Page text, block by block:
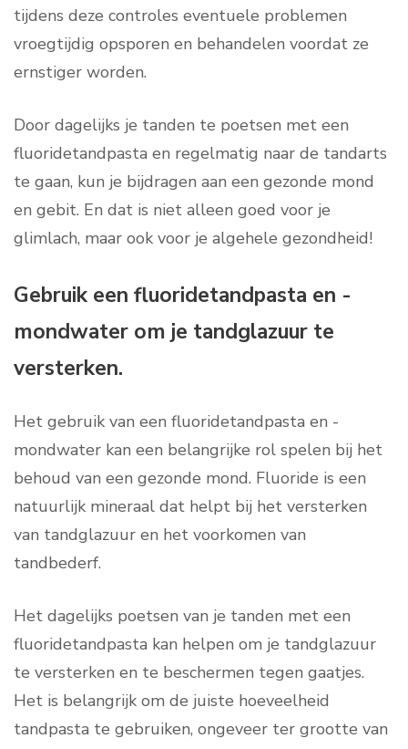
tijdens deze controles eventuele problemen
vroegtijdig opsporen en behandelen voordat ze
ernstiger worden.
Door dagelijks je tanden te poetsen met een
fluoridetandpasta en regelmatig naar de tandarts
te gaan, kun je bijdragen aan een gezonde mond
en gebit. En dat is niet alleen goed voor je
glimlach, maar ook voor je algehele gezondheid!
Gebruik een fluoridetandpasta en -
mondwater om je tandglazuur te
versterken.
Het gebruik van een fluoridetandpasta en -
mondwater kan een belangrijke rol spelen bij het
behoud van een gezonde mond. Fluoride is een
natuurlijk mineraal dat helpt bij het versterken
van tandglazuur en het voorkomen van
tandbederf.
Het dagelijks poetsen van je tanden met een
fluoridetandpasta kan helpen om je tandglazuur
te versterken en te beschermen tegen gaatjes.
Het is belangrijk om de juiste hoeveelheid
tandpasta te gebruiken, ongeveer ter grootte van